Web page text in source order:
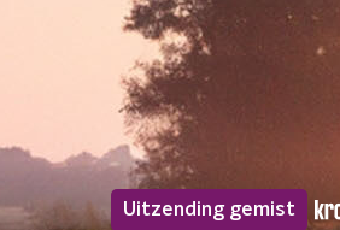
Uitzending gemist